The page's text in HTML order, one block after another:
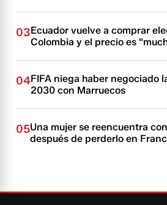
03Ecuador vuelve a comprar
Colombia y el precio es
04FIFA niega haber negociado
2030 con Marruecos
05Una mujer se reencuentra
después de perderlo en